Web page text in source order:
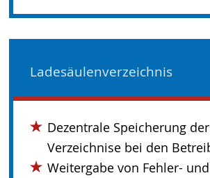
Ladesäulenverzeichnis
Dezentrale Speicherung der
Verzeichnise bei den
Weitergabe von Fehler- und